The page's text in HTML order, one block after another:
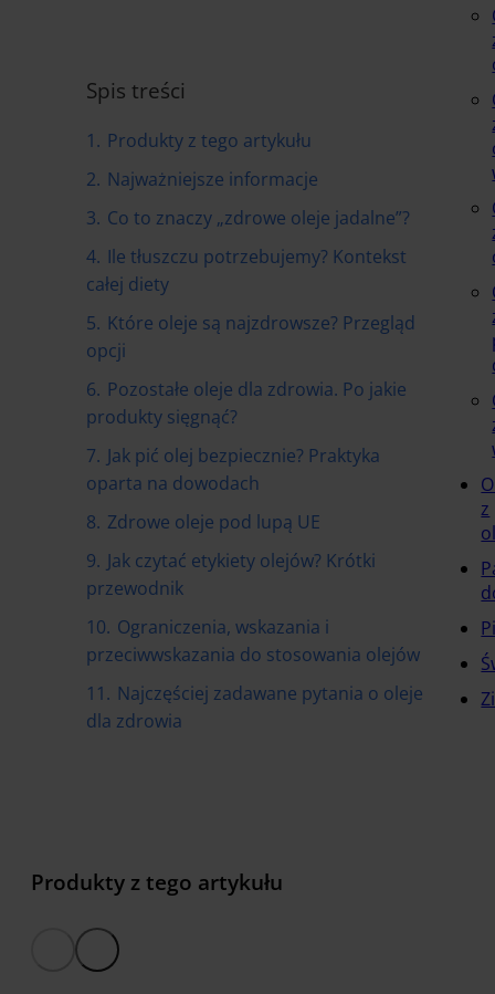
Spis treści
1. Produkty z tego artykułu
2. Najważniejsze informacje
3. Co to znaczy „zdrowe oleje jadalne”?
4. Ile tłuszczu potrzebujemy? Kontekst
całej diety
5. Które oleje są najzdrowsze? Przegląd
opcji
6. Pozostałe oleje dla zdrowia. Po jakie
produkty sięgnąć?
7. Jak pić olej bezpiecznie? Praktyka
oparta na dowodach
8. Zdrowe oleje pod lupą UE
9. Jak czytać etykiety olejów? Krótki
przewodnik
10. Ograniczenia, wskazania i
przeciwwskazania do stosowania olejów
11. Najczęściej zadawane pytania o oleje
dla zdrowia
Produkty z tego artykułu
z